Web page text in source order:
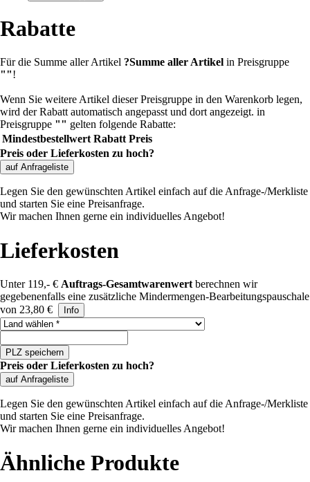
Rabatte
Für die Summe aller Artikel ?Summe aller Artikel in Preisgruppe
""!
Wenn Sie weitere Artikel dieser Preisgruppe in den Warenkorb legen,
wird der Rabatt automatisch angepasst und dort angezeigt. in
Preisgruppe "" gelten folgende Rabatte:
Mindestbestellwert Rabatt Preis
Preis oder Lieferkosten zu hoch?
auf Anfrageliste
Legen Sie den gewünschten Artikel einfach auf die Anfrage-/Merkliste
und starten Sie eine Preisanfrage.
Wir machen Ihnen gerne ein individuelles Angebot!
Lieferkosten
Unter 119,- € Auftrags-Gesamtwarenwert berechnen wir
gegebenenfalls eine zusätzliche Mindermengen-Bearbeitungspauschale
von 23,80 €
Info
Land auswählen
PLZ speichern
Preis oder Lieferkosten zu hoch?
auf Anfrageliste
Legen Sie den gewünschten Artikel einfach auf die Anfrage-/Merkliste
und starten Sie eine Preisanfrage.
Wir machen Ihnen gerne ein individuelles Angebot!
Ähnliche Produkte